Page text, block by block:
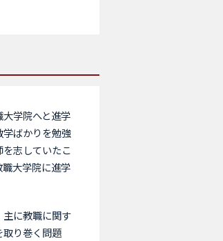
学院へと進学
ばかりを勉強
志していたこ
大学院に進学
に教職に関す
り巻く問題